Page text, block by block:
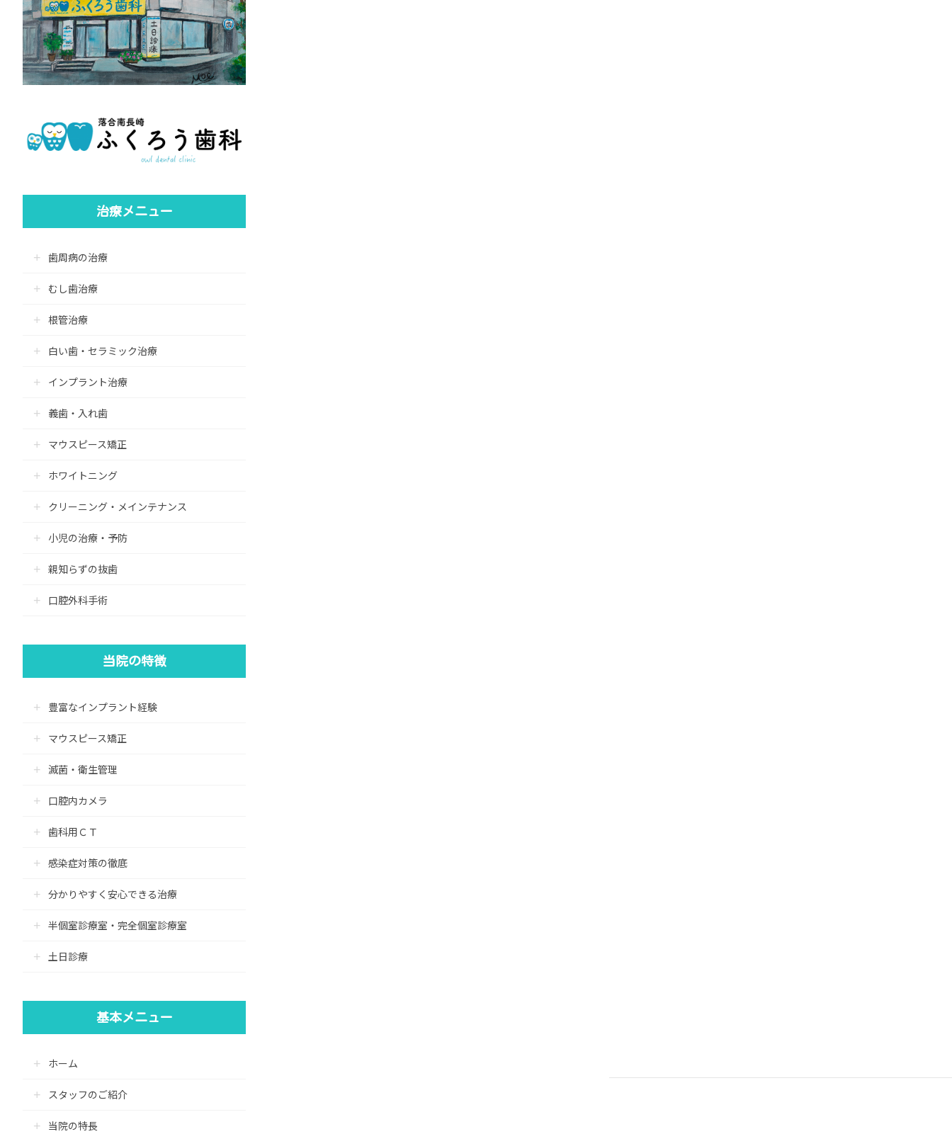
治療メニュー
歯周病の治療
むし歯治療
根管治療
白い歯・セラミック治療
インプラント治療
義歯・入れ歯
マウスピース矯正
ホワイトニング
クリーニング・メインテナンス
小児の治療・予防
親知らずの抜歯
口腔外科手術
当院の特徴
豊富なインプラント経験
マウスピース矯正
滅菌・衛生管理
口腔内カメラ
歯科用ＣＴ
感染症対策の徹底
分かりやすく安心できる治療
半個室診療室・完全個室診療室
土日診療
基本メニュー
ホーム
スタッフのご紹介
当院の特長